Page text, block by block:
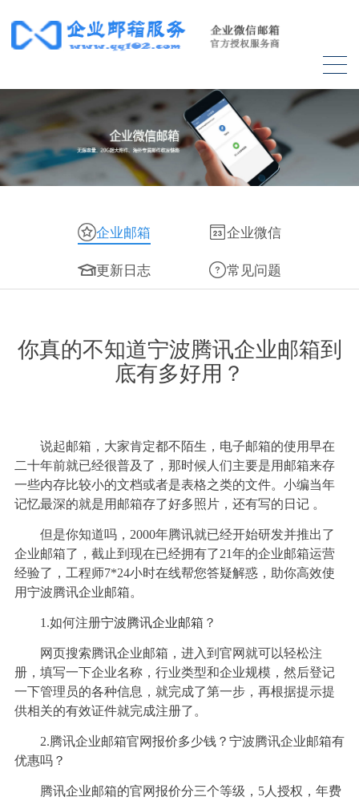
企业邮箱 企业微信
更新日志 常见问题
你真的不知道宁波腾讯企业邮箱到
底有多好用？
说起邮箱，大家肯定都不陌生，电子邮箱的使用早在
二十年前就已经很普及了，那时候人们主要是用邮箱来存
一些内存比较小的文档或者是表格之类的文件。小编当年
记忆最深的就是用邮箱存了好多照片，还有写的日记 。
但是你知道吗，2000年腾讯就已经开始研发并推出了
企业邮箱了，截止到现在已经拥有了21年的企业邮箱运营
经验了，工程师7*24小时在线帮您答疑解惑，助你高效使
用宁波腾讯企业邮箱。
1.如何注册宁波腾讯企业邮箱 ？
网页搜索腾讯企业邮箱，进入到官网就可以轻松注
册，填写一下企业名称，行业类型和企业规模，然后登记
一下管理员的各种信息，就完成了第一步，再根据提示提
供相关的有效证件就完成注册了。
2.腾讯企业邮箱官网报价多少钱？宁波腾讯企业邮箱有
优惠吗？
腾讯企业邮箱的官网报价分三个等级，5人授权，年费